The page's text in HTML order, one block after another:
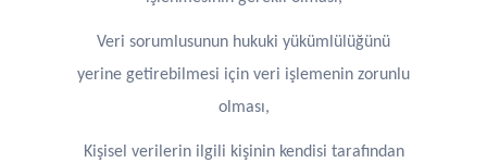
Veri sorumlusunun hukuki yükümlülüğünü
yerine getirebilmesi için veri işlemenin zorunlu
olması,
Kişisel verilerin ilgili kişinin kendisi tarafından